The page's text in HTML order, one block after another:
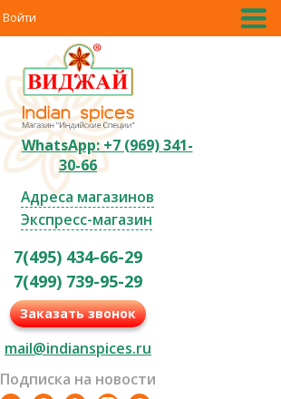
Войти
WhatsApp: +7 (969) 341-
30-66
Адреса магазинов
Экспресс-магазин
7(495) 434-66-29
7(499) 739-95-29
Заказать звонок
mail@indianspices.ru
Подписка на новости